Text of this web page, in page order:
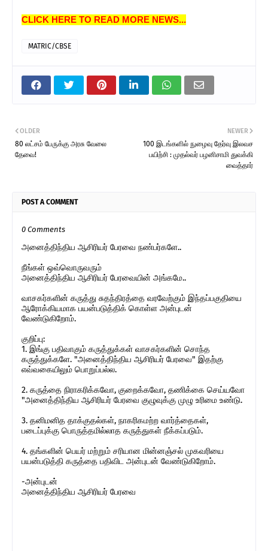
CLICK HERE TO READ MORE NEWS...
MATRIC/CBSE
NEWER
100 இடங்களில் நுழைவு தேர்வு இலவச
பயிற்சி : முதல்வர் பழனிசாமி துவக்கி
வைத்தார்
OLDER
80 லட்சம் பேருக்கு அரசு வேலை
தேவை!
POST A COMMENT
0 Comments
அனைத்திந்திய ஆசிரியர் பேரவை நண்பர்களே..
நீங்கள் ஒவ்வொருவரும்
அனைத்திந்திய ஆசிரியர் பேரவையின் அங்கமே..
வாசகர்களின் கருத்து சுதந்திரத்தை வரவேற்கும் இந்தப்பகுதியை
ஆரோக்கியமாக பயன்படுத்திக் கொள்ள அன்புடன்
வேண்டுகிறோம்.
குறிப்பு:
1. இங்கு பதிவாகும் கருத்துக்கள் வாசகர்களின் சொந்த
கருத்துக்களே. "அனைத்திந்திய ஆசிரியர் பேரவை" இதற்கு
எவ்வகையிலும் பொறுப்பல்ல.
2. கருத்தை நிராகரிக்கவோ, குறைக்கவோ, தணிக்கை செய்யவோ
"அனைத்திந்திய ஆசிரியர் பேரவை குழுவுக்கு முழு உரிமை உண்டு.
3. தனிமனித தாக்குதல்கள், நாகரிகமற்ற வார்த்தைகள்,
படைப்புக்கு பொருத்தமில்லாத கருத்துகள் நீக்கப்படும்.
4. தங்களின் பெயர் மற்றும் சரியான மின்னஞ்சல் முகவரியை
பயன்படுத்தி கருத்தை பதிவிட அன்புடன் வேண்டுகிறோம்.
-அன்புடன்
அனைத்திந்திய ஆசிரியர் பேரவை